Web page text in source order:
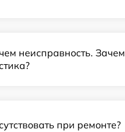
неисправность. Зачем
при ремонте?